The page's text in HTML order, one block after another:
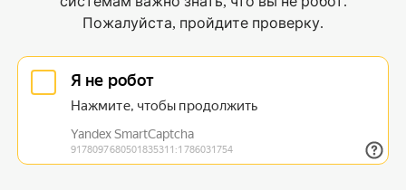
Пожалуйста, пройдите проверку.